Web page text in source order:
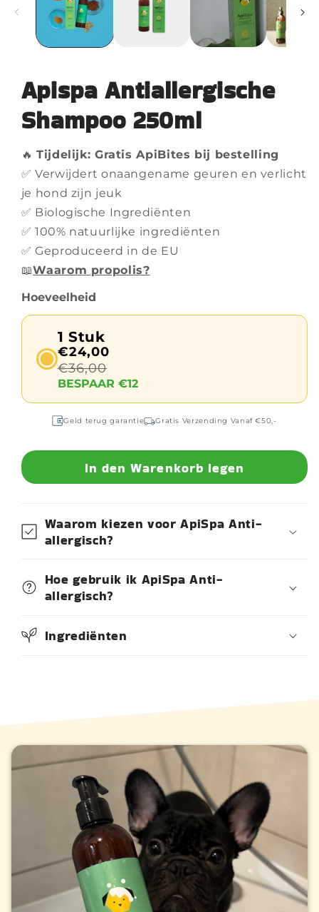
Apispa Antiallergische
Shampoo 250ml
🔥Tijdelijk: Gratis ApiBites bij bestelling
✅ Verwijdert onaangename geuren en verlicht
je hond zijn jeuk
✅ Biologische Ingrediënten
✅ 100% natuurlijke ingrediënten
✅ Geproduceerd in de EU
📖Waarom propolis?
Hoeveelheid
1 Stuk
€24,00
€36,00
BESPAAR €12
Geld terug garantie Gratis Verzending Vanaf €50,-
In den Warenkorb legen
Waarom kiezen voor ApiSpa Anti-
allergisch?
Hoe gebruik ik ApiSpa Anti-
allergisch?
Ingrediënten